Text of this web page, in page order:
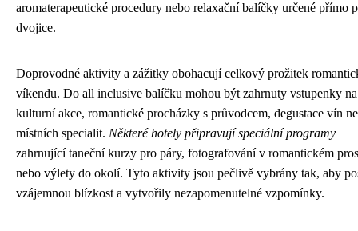
aromaterapeutické procedury nebo relaxační balíčky určené přímo
dvojice.
Doprovodné aktivity a zážitky obohacují celkový prožitek
víkendu. Do all inclusive balíčku mohou být zahrnuty vstupenky na
kulturní akce, romantické procházky s průvodcem, degustace vín
místních specialit. Některé hotely připravují speciální programy
zahrnující taneční kurzy pro páry, fotografování v romantickém
nebo výlety do okolí. Tyto aktivity jsou pečlivě vybrány tak, aby
vzájemnou blízkost a vytvořily nezapomenutelné vzpomínky.